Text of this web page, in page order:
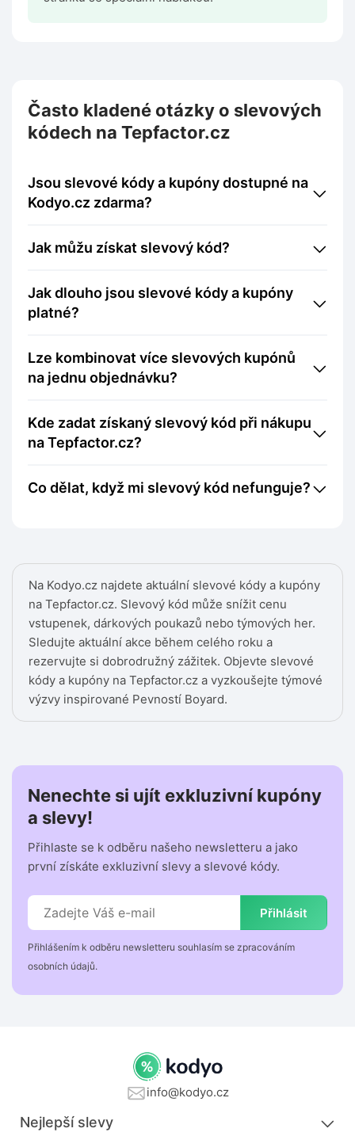
Na Kodyo.cz najdete aktuální slevové kódy a kupóny
na Tepfactor.cz. Slevový kód může snížit cenu
vstupenek, dárkových poukazů nebo týmových her.
Sledujte aktuální akce během celého roku a
rezervujte si dobrodružný zážitek. Objevte slevové
kódy a kupóny na Tepfactor.cz a vyzkoušejte týmové
výzvy inspirované Pevností Boyard.
Často kladené otázky o slevových
kódech na Tepfactor.cz
Jsou slevové kódy a kupóny dostupné na
Kodyo.cz zdarma?
Jak můžu získat slevový kód?
Jak dlouho jsou slevové kódy a kupóny
platné?
Lze kombinovat více slevových kupónů
na jednu objednávku?
Kde zadat získaný slevový kód při nákupu
na Tepfactor.cz?
Co dělat, když mi slevový kód nefunguje?
Nenechte si ujít exkluzivní kupóny
a slevy!
Přihlaste se k odběru našeho newsletteru a jako
první získáte exkluzivní slevy a slevové kódy.
Přihlásit
Přihlášením k odběru newsletteru souhlasím se zpracováním
osobních údajů.
info@kodyo.cz
Nejlepší slevy